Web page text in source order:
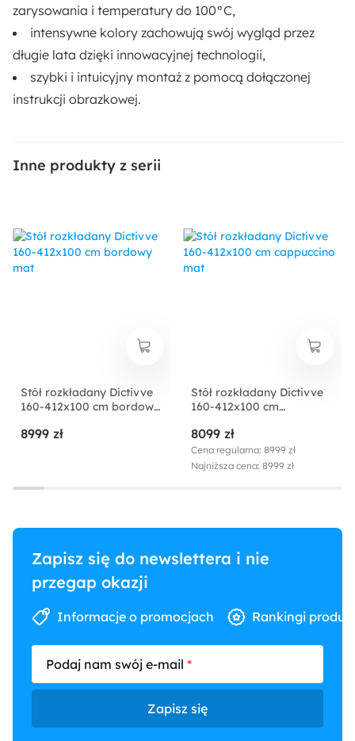
zarysowania i temperatury do 100°C,
intensywne kolory zachowują swój wygląd przez
długie lata dzięki innowacyjnej technologii,
szybki i intuicyjny montaż z pomocą dołączonej
instrukcji obrazkowej.
Inne produkty z serii
Stół rozkładany Dictivve
160-412x100 cm bordowy
8999 zł
Stół rozkładany Dictivve
160-412x100 cm
8099 zł
Cena regularna: 8999 zł
Najniższa cena: 8999 zł
Zapisz się do newslettera i nie
przegap okazji
Informacje o promocjach Rankingi
Podaj nam swój e-mail
Zapisz się